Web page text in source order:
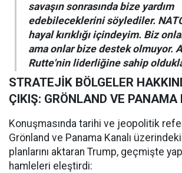
savaşın sonrasında bize yardım
edebileceklerini söylediler.
hayal kırıklığı içindeyim. Biz
ama onlar bize destek olmuyor.
Rutte'nin liderliğine sahip
STRATEJİK BÖLGELER
ÇIKIŞ: GRÖNLAND VE PANAMA
Konuşmasında tarihi ve jeopolitik
Grönland ve Panama Kanalı
planlarını aktaran Trump, geçmişte
hamleleri eleştirdi: